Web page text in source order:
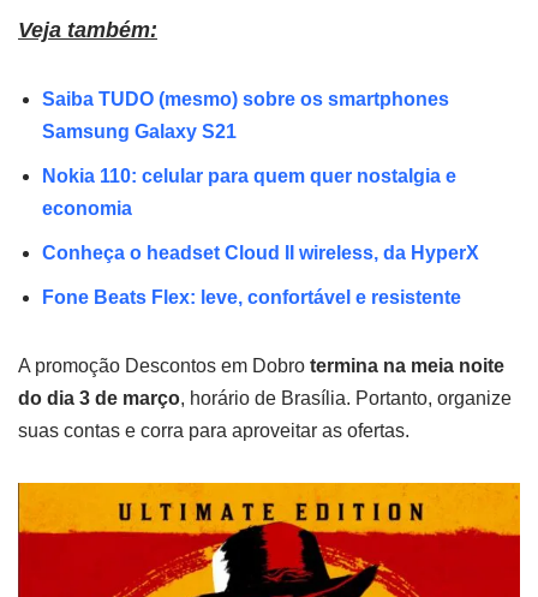
Veja também:
Saiba TUDO (mesmo) sobre os smartphones
Samsung Galaxy S21
Nokia 110: celular para quem quer nostalgia e
economia
Conheça o headset Cloud II wireless, da HyperX
Fone Beats Flex: leve, confortável e resistente
A promoção Descontos em Dobro termina na meia noite
do dia 3 de março, horário de Brasília. Portanto, organize
suas contas e corra para aproveitar as ofertas.